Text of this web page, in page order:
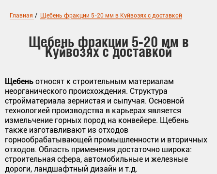
Главная / Щебень фракции 5-20 мм в Куйвозях с доставкой
Щебень фракции 5-20 мм в
Куйвозях с доставкой
Щебень относят к строительным материалам
неорганического происхождения. Структура
стройматериала зернистая и сыпучая. Основной
технологией производства в карьерах является
измельчение горных пород на конвейере. Щебень
также изготавливают из отходов
горнообрабатывающей промышленности и вторичных
отходов. Область применения достаточно широка:
строительная сфера, автомобильные и железные
дороги, ландшафтный дизайн и т.д.